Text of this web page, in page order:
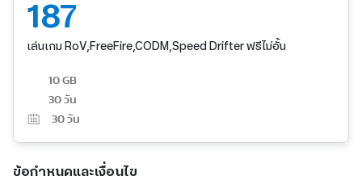
187
เล่นเกม RoV,FreeFire,CODM,Speed Drifter ฟรีไม่อั้น
10 GB
30 วัน
30 วัน
ข้อกำหนดและเงื่อนไข